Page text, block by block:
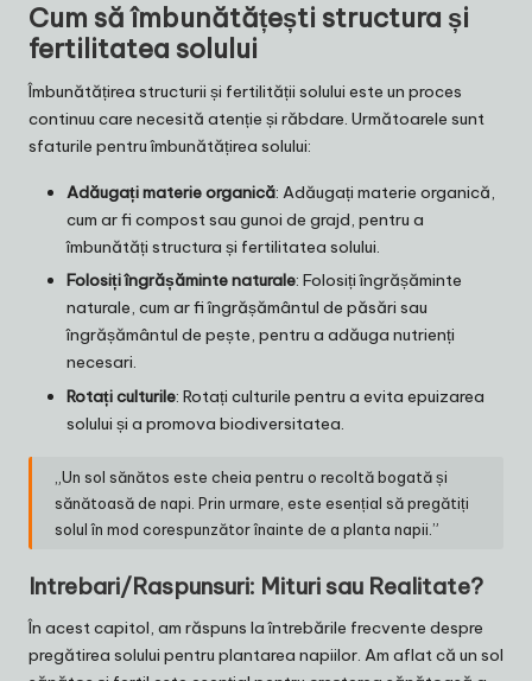
Cum să îmbunătățești structura și
fertilitatea solului
Îmbunătățirea structurii și fertilității solului este un proces
continuu care necesită atenție și răbdare. Următoarele sunt
sfaturile pentru îmbunătățirea solului:
Adăugați materie organică: Adăugați materie organică,
cum ar fi compost sau gunoi de grajd, pentru a
îmbunătăți structura și fertilitatea solului.
Folosiți îngrășăminte naturale: Folosiți îngrășăminte
naturale, cum ar fi îngrășământul de păsări sau
îngrășământul de pește, pentru a adăuga nutrienți
necesari.
Rotați culturile: Rotați culturile pentru a evita epuizarea
solului și a promova biodiversitatea.
„Un sol sănătos este cheia pentru o recoltă bogată și
sănătoasă de napi. Prin urmare, este esențial să pregătiți
solul în mod corespunzător înainte de a planta napii.”
Intrebari/Raspunsuri: Mituri sau Realitate?
În acest capitol, am răspuns la întrebările frecvente despre
pregătirea solului pentru plantarea napiilor. Am aflat că un sol